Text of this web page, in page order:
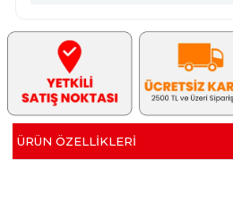
ÜRÜN ÖZELLIKLERI